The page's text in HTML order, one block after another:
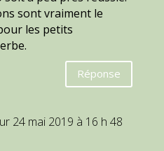
sont vraiment le
les petits
Réponse
24 mai 2019 à 16 h 48